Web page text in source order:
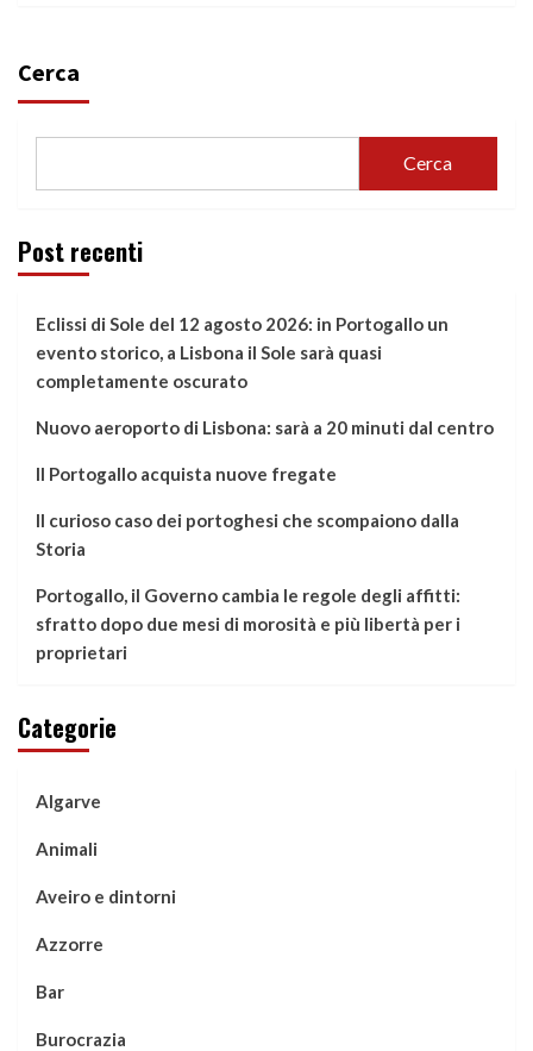
Cerca
Cerca
Post recenti
Eclissi di Sole del 12 agosto 2026: in Portogallo un
evento storico, a Lisbona il Sole sarà quasi
completamente oscurato
Nuovo aeroporto di Lisbona: sarà a 20 minuti dal centro
Il Portogallo acquista nuove fregate
Il curioso caso dei portoghesi che scompaiono dalla
Storia
Portogallo, il Governo cambia le regole degli affitti:
sfratto dopo due mesi di morosità e più libertà per i
proprietari
Categorie
Algarve
Animali
Aveiro e dintorni
Azzorre
Bar
Burocrazia